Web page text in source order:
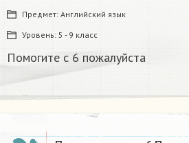
Предмет: Английский язык
Уровень: 5 - 9 класс
Помогите с 6 пожалуйста